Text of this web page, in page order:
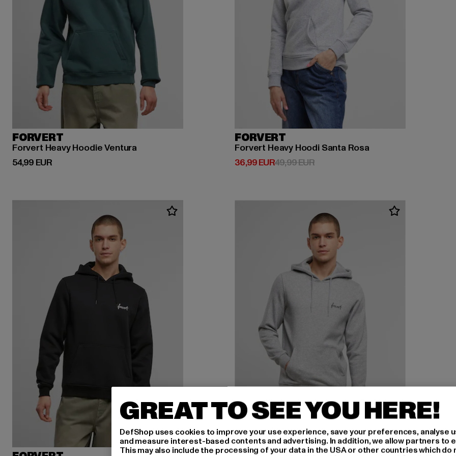
FORVERT
Forvert Heavy Hoodie Ventura
54,99 EUR
Derzeitiger Preis: 54,99 EUR
FORVERT
Forvert Heavy Hoodi Santa Rosa
36,99 EUR
Derzeitiger Preis: 36,99 EUR
49,99 EURAktionspreis: 49,99 EUR
GREAT TO SEE YOU HERE!
DefShop uses cookies to improve your use experience, save your preferences, analyse
and measure interest-based contents and advertising. In addition, we allow partners to
This may also include the processing of your data in the USA or other countries which do